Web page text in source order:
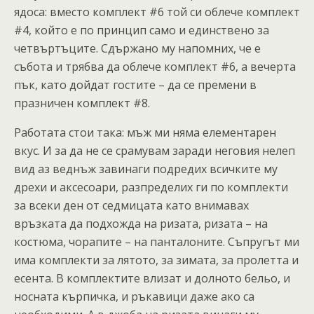
ядоса: вместо комплект #6 той си облече комплект
#4, който е по принцип само и единствено за
четвъртъците. Сдържано му напомних, че е
събота и трябва да облече комплект #6, а вечерта
пък, като дойдат гостите – да се премени в
празничен комплект #8.
Работата стои така: мъж ми няма елементарен
вкус. И за да не се срамувам заради неговия нелеп
вид аз веднъж завинаги подредих всичките му
дрехи и аксесоари, разпределих ги по комплекти
за всеки ден от седмицата като внимавах
връзката да подхожда на ризата, ризата – на
костюма, чорапите – на панталоните. Съпругът ми
има комплекти за лятото, за зимата, за пролетта и
есента. В комплектите влизат и долното бельо, и
носната кърпичка, и ръкавици даже ако са